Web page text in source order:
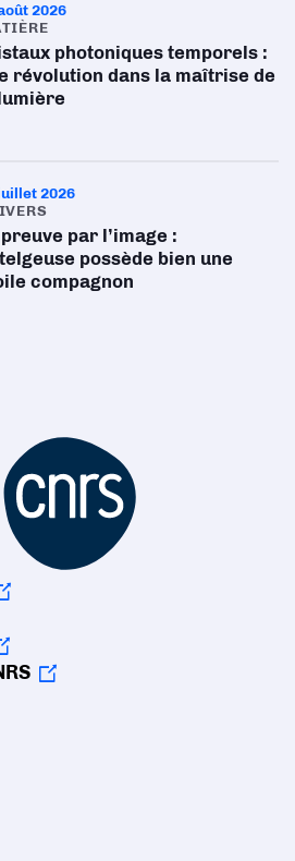
2026
photoniques temporels :
révolution dans la maîtrise de
2026
par l’image :
possède bien une
compagnon